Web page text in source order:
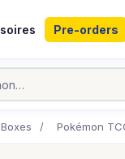
Pre-orders
/ Pokémon